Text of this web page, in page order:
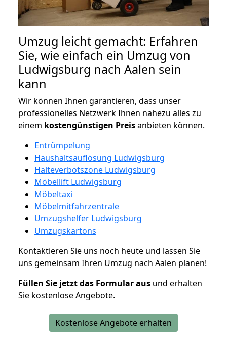
Umzug leicht gemacht: Erfahren
Sie, wie einfach ein Umzug von
Ludwigsburg nach Aalen sein
kann
Wir können Ihnen garantieren, dass unser
professionelles Netzwerk Ihnen nahezu alles zu
einem kostengünstigen Preisanbieten können.
Entrümpelung
Haushaltsauflösung Ludwigsburg
Halteverbotszone Ludwigsburg
Möbellift Ludwigsburg
Möbeltaxi
Möbelmitfahrzentrale
Umzugshelfer Ludwigsburg
Umzugskartons
Kontaktieren Sie uns noch heute und lassen Sie
uns gemeinsam Ihren Umzug nach Aalen planen!
Füllen Sie jetzt das Formular aus und erhalten
Sie kostenlose Angebote.
Kostenlose Angebote erhalten